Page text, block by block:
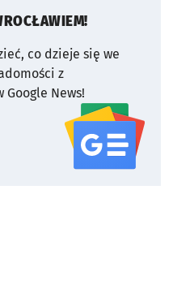
co dzieje się we
z
Google News!
serwisu